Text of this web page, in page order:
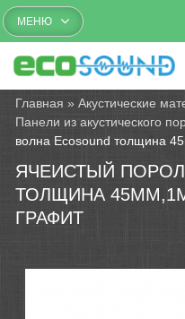
МЕНЮ
Главная »Акустические
Панели из акустического
волна Ecosound толщина
ЯЧЕИСТЫЙ
ТОЛЩИНА
ГРАФИТ